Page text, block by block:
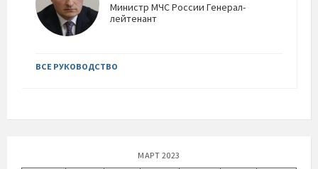
Министр МЧС России Генерал-
лейтенант
ВСЕ РУКОВОДСТВО
МАРТ 2023